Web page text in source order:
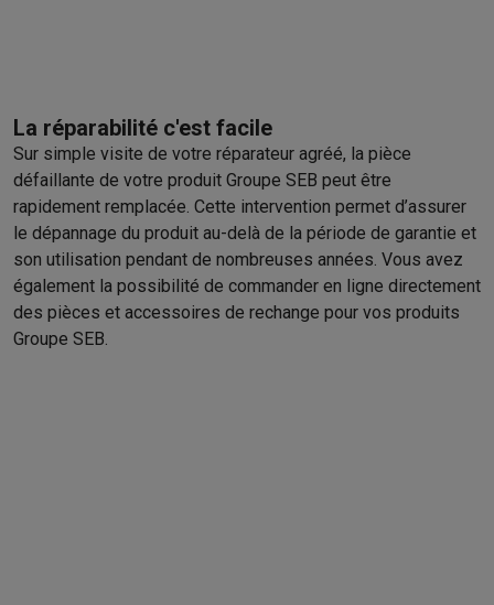
La réparabilité c'est facile
Sur simple visite de votre réparateur agréé, la pièce
défaillante de votre produit Groupe SEB peut être
rapidement remplacée. Cette intervention permet d’assurer
le dépannage du produit au-delà de la période de garantie et
son utilisation pendant de nombreuses années. Vous avez
également la possibilité de commander en ligne directement
des pièces et accessoires de rechange pour vos produits
Groupe SEB.